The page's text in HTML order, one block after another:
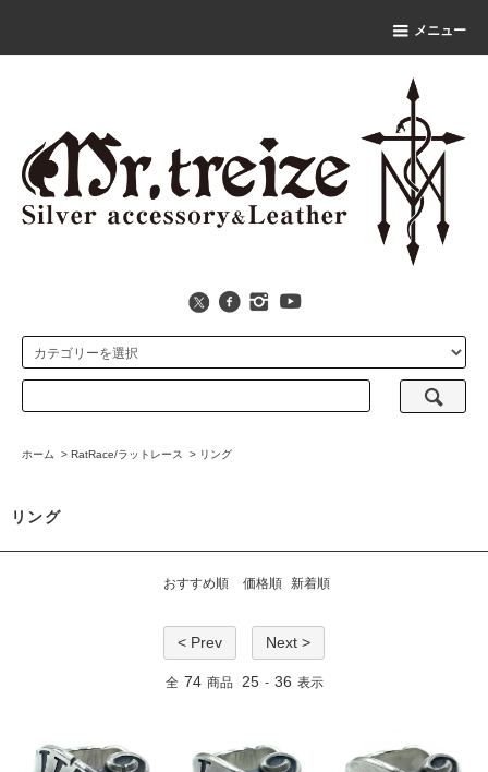
メニュー
ホーム > RatRace/ラットレース > リング
リング
おすすめ順 価格順 新着順
< Prev Next >
全 74 商品 25 - 36 表示